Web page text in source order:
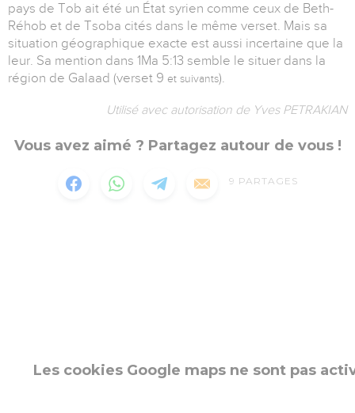
pays de Tob ait été un État syrien comme ceux de Beth-
Réhob et de Tsoba cités dans le même verset. Mais sa
situation géographique exacte est aussi incertaine que la
leur. Sa mention dans 1Ma 5:13 semble le situer dans la
région de Galaad (verset 9 et suivants).
Utilisé avec autorisation de Yves PETRAKIAN
Vous avez aimé ? Partagez autour de vous !
9 PARTAGES
Les cookies Google maps ne sont pas